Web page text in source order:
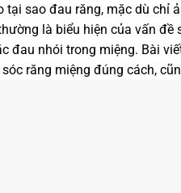
sao đau răng, mặc dù
là biểu hiện của vấn
đau nhói trong miệng. Bài
răng miệng đúng cách,